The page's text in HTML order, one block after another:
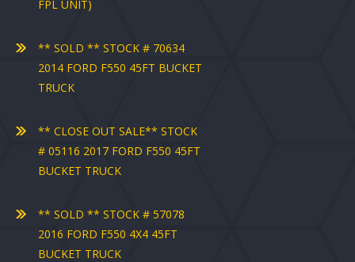
FPL UNIT)
** SOLD ** STOCK # 70634
2014 FORD F550 45FT BUCKET
TRUCK
** CLOSE OUT SALE** STOCK
# 05116 2017 FORD F550 45FT
BUCKET TRUCK
** SOLD ** STOCK # 57078
2016 FORD F550 4X4 45FT
BUCKET TRUCK